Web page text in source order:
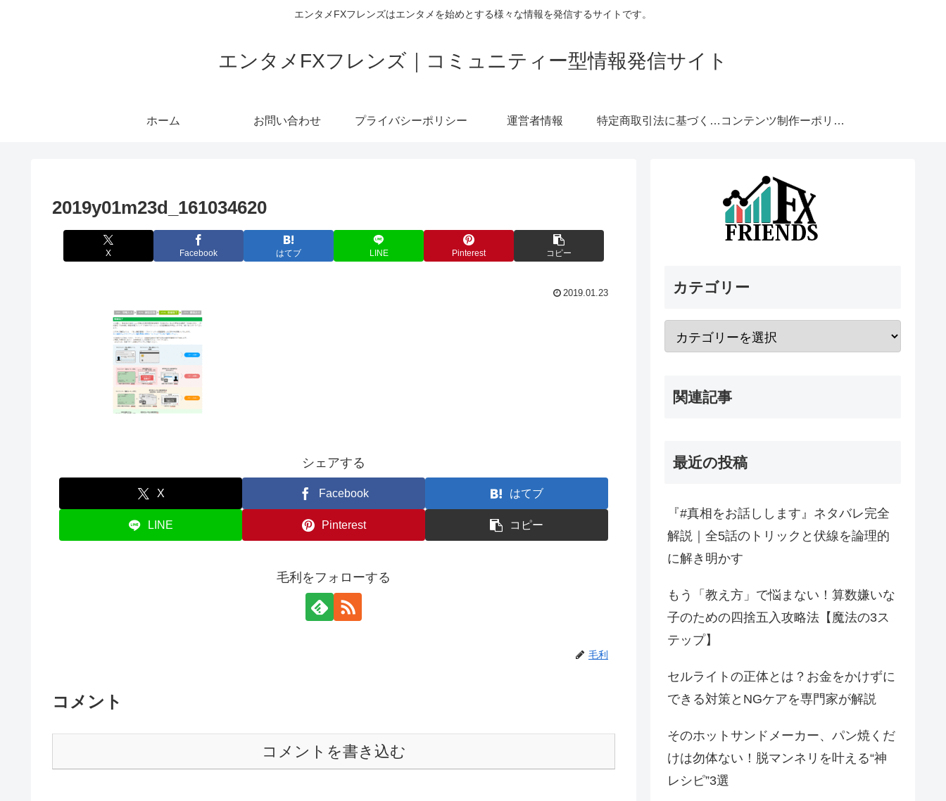
エンタメFXフレンズはエンタメを始めとする様々な情報を発信するサイトです。
エンタメFXフレンズ｜コミュニティー型情報発信サイト
ホーム お問い合わせ プライバシーポリシー 運営者情報 特定商取引法に基づく表記 コンテンツ制作ーポリシー
2019y01m23d_161034620
X Facebook はてブ LINE Pinterest コピー
2019.01.23
シェアする
X Facebook はてブ
LINE Pinterest コピー
毛利をフォローする
毛利
コメント
コメントを書き込む
カテゴリー
関連記事
最近の投稿
『#真相をお話しします』ネタバレ完全
解説｜全5話のトリックと伏線を論理的
に解き明かす
もう「教え方」で悩まない！算数嫌いな
子のための四捨五入攻略法【魔法の3ス
テップ】
セルライトの正体とは？お金をかけずに
できる対策とNGケアを専門家が解説
そのホットサンドメーカー、パン焼くだ
けは勿体ない！脱マンネリを叶える“神
レシピ”3選